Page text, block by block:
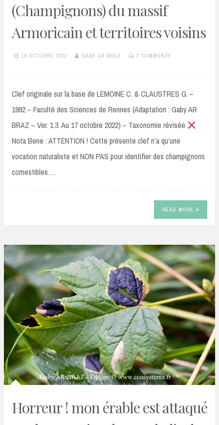
(Champignons) du massif
Armoricain et territoires voisins
18 OCTOBRE 2022 GABY AR BRAZ 2 COMMENTS
Clef originale sur la base de LEMOINE C. & CLAUSTRES G. –
1992 – Faculté des Sciences de Rennes (Adaptation : Gaby AR
BRAZ – Ver. 1.3. Au 17 octobre 2022) – Taxonomie révisée
Nota Bene : ATTENTION ! Cette présente clef n’a qu’une
vocation naturaliste et NON PAS pour identifier des champignons
comestibles.…
READ MORE
Horreur ! mon érable est attaqué